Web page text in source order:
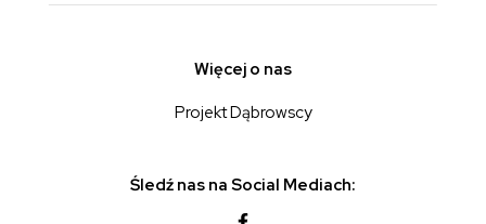
Więcej o nas
Projekt Dąbrowscy
Śledź nas na Social Mediach: